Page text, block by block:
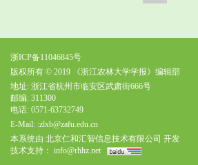
浙ICP备11046845号
版权所有 © 2019 《浙江农林大学学报》编辑部
地址: 浙江省杭州市临安区武肃街666号
邮编: 311300
电话: 0571-63732749
E-Mail: :zlxb@zafu.edu.cn
本系统由 北京仁和汇智信息技术有限公司 开发
技术支持： info@rhhz.net